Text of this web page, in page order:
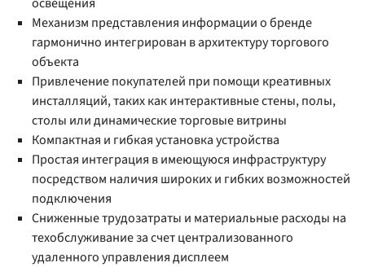
Механизм представления информации о бренде
гармонично интегрирован в архитектуру торгового
объекта
Привлечение покупателей при помощи креативных
инсталляций, таких как интерактивные стены, полы,
столы или динамические торговые витрины
Компактная и гибкая установка устройства
Простая интеграция в имеющуюся инфраструктуру
посредством наличия широких и гибких возможностей
подключения
Сниженные трудозатраты и материальные расходы на
техобслуживание за счет централизованного
удаленного управления дисплеем